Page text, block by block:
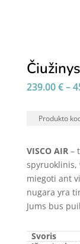
239.00€–
Produkto
VISCO AIR–
spyruoklinis,
miegoti ant
nugara yra
Jums bus
Svoris